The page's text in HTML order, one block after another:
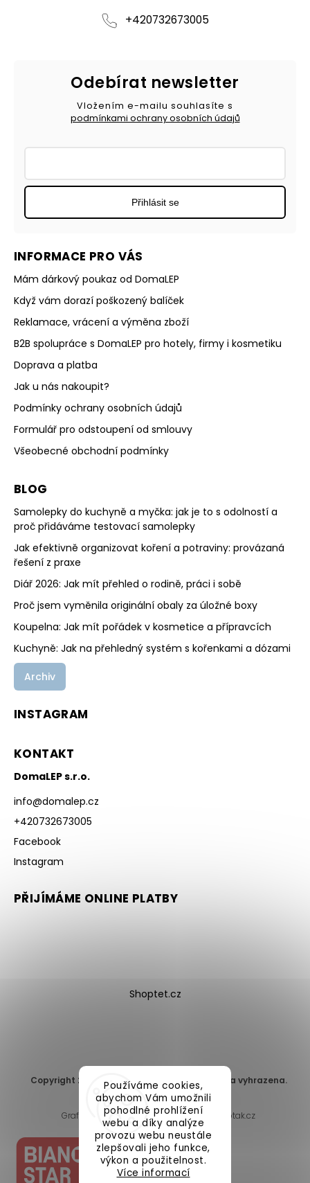
Používáme cookies,
abychom Vám umožnili
pohodlné prohlížení
webu a díky analýze
provozu webu neustále
zlepšovali jeho funkce,
výkon a použitelnost.
Více informací
+420732673005
INFORMACE PRO VÁS
Mám dárkový poukaz od DomaLEP
Když vám dorazí poškozený balíček
Reklamace, vrácení a výměna zboží
B2B spolupráce s DomaLEP pro hotely, firmy i kosmetiku
Doprava a platba
Jak u nás nakoupit?
Podmínky ochrany osobních údajů
Formulář pro odstoupení od smlouvy
Všeobecné obchodní podmínky
BLOG
Samolepky do kuchyně a myčka: jak je to s odolností a
proč přidáváme testovací samolepky
Jak efektivně organizovat koření a potraviny: provázaná
řešení z praxe
Diář 2026: Jak mít přehled o rodině, práci i sobě
Proč jsem vyměnila originální obaly za úložné boxy
Koupelna: Jak mít pořádek v kosmetice a přípravcích
Kuchyně: Jak na přehledný systém s kořenkami a dózami
Archiv
Odebírat newsletter
Vložením e-mailu souhlasíte s
podmínkami ochrany osobních údajů
Přihlásit se
INSTAGRAM
KONTAKT
DomaLEP s.r.o.
info@domalep.cz
+420732673005
Facebook
Instagram
PŘIJÍMÁME ONLINE PLATBY
Shoptet.cz
Copyright 2026 DomaLEP s.r.o.
. Všechna práva vyhrazena.
Upravit nastavení cookies
Grafický návrh vytvořil a nakódoval
Shoptak.cz